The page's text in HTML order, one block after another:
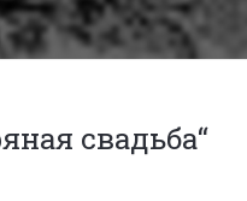
свадьба“